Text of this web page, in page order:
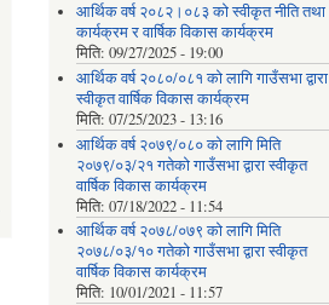
आर्थिक वर्ष २०८२।०८३ को स्वीकृत नीति तथा
कार्यक्रम र वार्षिक विकास कार्यक्रम
मिति:09/27/2025 - 19:00
आर्थिक वर्ष २०८०/०८१ को लागि गाउँसभा द्वारा
स्वीकृत वार्षिक विकास कार्यक्रम
मिति:07/25/2023 - 13:16
आर्थिक वर्ष २०७९/०८० को लागि मिति
२०७९/०३/२१ गतेको गाउँसभा द्वारा स्वीकृत
वार्षिक विकास कार्यक्रम
मिति:07/18/2022 - 11:54
आर्थिक वर्ष २०७८/०७९ को लागि मिति
२०७८/०३/१० गतेको गाउँसभा द्वारा स्वीकृत
वार्षिक विकास कार्यक्रम
मिति: 10/01/2021 - 11:57